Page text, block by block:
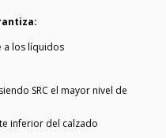
a los líquidos
SRC el mayor nivel de
inferior del calzado